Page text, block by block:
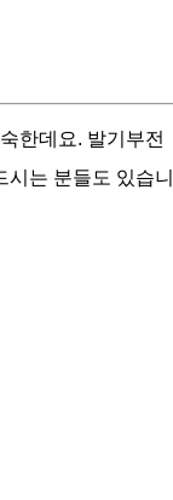
한데요. 발기부전
는 분들도 있습니